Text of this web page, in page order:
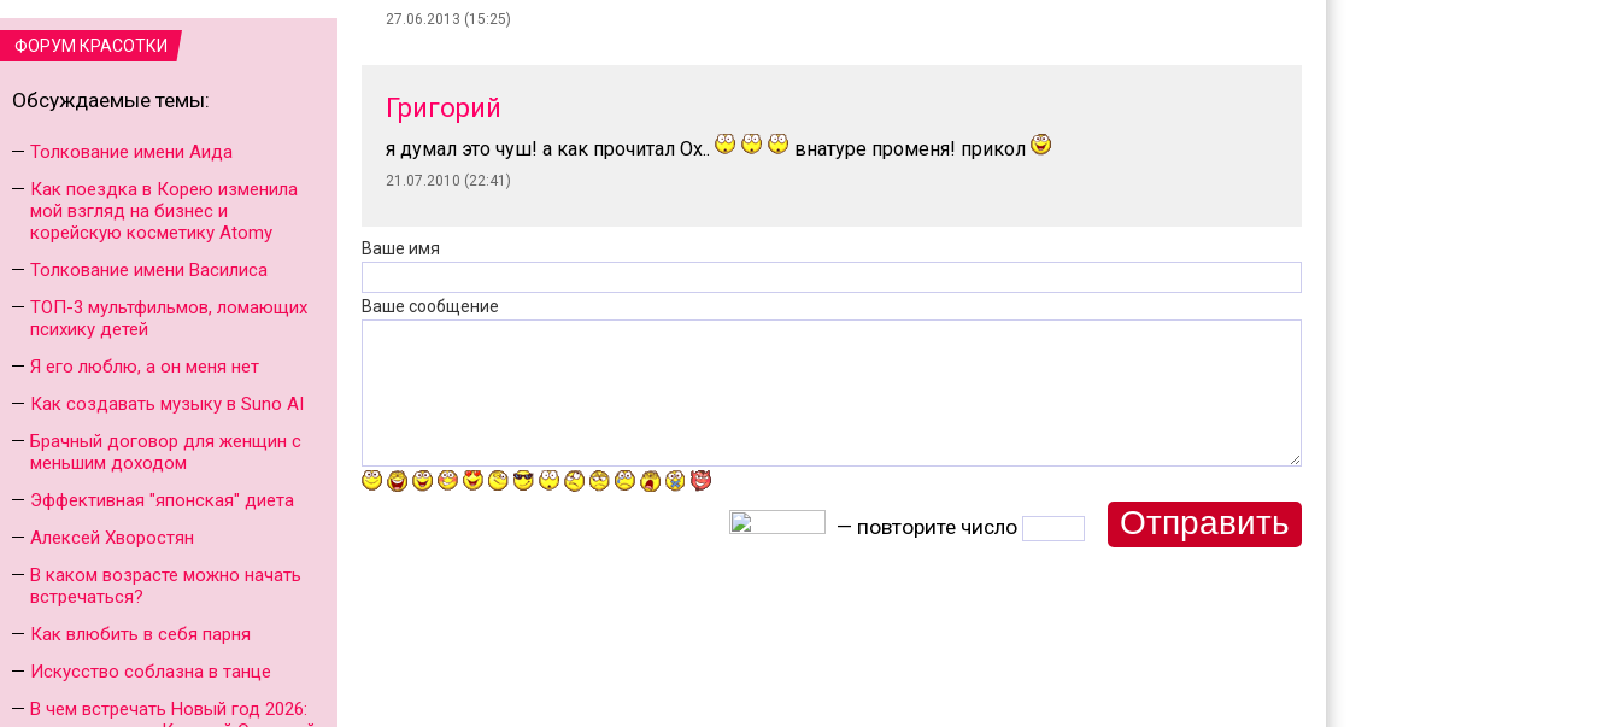
ФОРУМ КРАСОТКИ
Обсуждаемые темы:
Толкование имени Аида
Как поездка в Корею изменила
мой взгляд на бизнес и
корейскую косметику Atomy
Толкование имени Василиса
ТОП-3 мультфильмов, ломающих
психику детей
Я его люблю, а он меня нет
Как создавать музыку в Suno AI
Брачный договор для женщин с
меньшим доходом
Эффективная "японская" диета
Алексей Хворостян
В каком возрасте можно начать
встречаться?
Как влюбить в себя парня
Искусство соблазна в танце
В чем встречать Новый год 2026:
27.06.2013 (15:25)
Григорий
я думал это чуш! а как прочитал Ox.. внатуре променя! прикол
21.07.2010 (22:41)
Ваше имя
Ваше сообщение
— повторите число